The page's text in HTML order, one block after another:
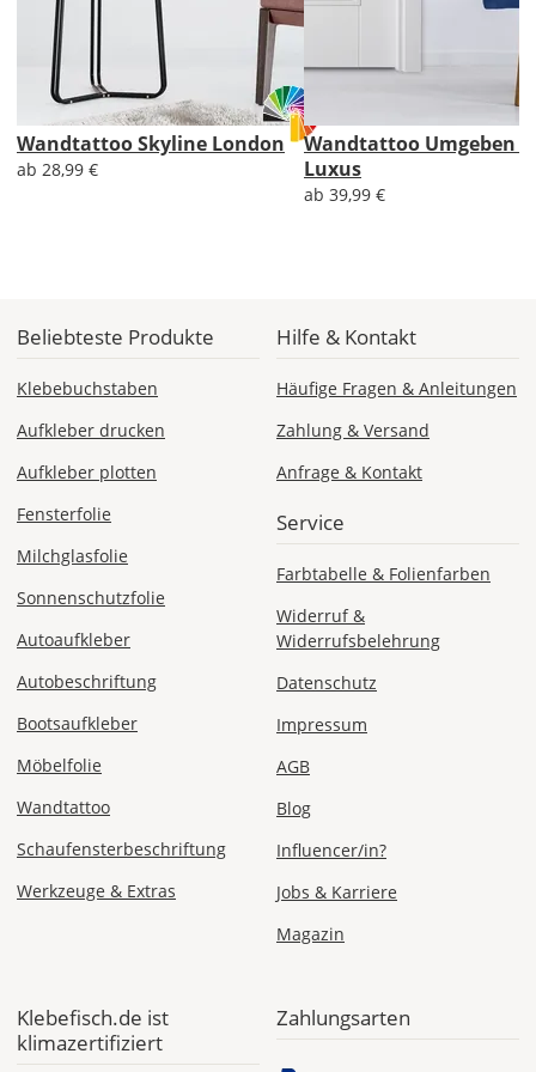
Mo., 17.08. -
Fr., 21.08.
1,99 EUR
Do., 13.08. -
Mo., 17.08.
Produktionsaufschlag
Versandkosten 1,99
EUR
Deutschland
Mo., 10.08. -
Di., 11.08.
ab 24,98
Produktionsaufschlag
Versandkosten 14,99
vom
Bestellwert:
Wandtattoo Skyline London
ab 28,99 €
Wandtattoo Umgeben
Luxus
ab 39,99 €
Beliebteste Produkte
Klebebuchstaben
Aufkleber drucken
Aufkleber plotten
Fensterfolie
Milchglasfolie
Sonnenschutzfolie
Autoaufkleber
Autobeschriftung
Bootsaufkleber
Möbelfolie
Wandtattoo
Schaufensterbeschriftung
Werkzeuge & Extras
Hilfe & Kontakt
Häufige Fragen & Anleitungen
Zahlung & Versand
Anfrage & Kontakt
Service
Farbtabelle & Folienfarben
Widerruf &
Widerrufsbelehrung
Datenschutz
Impressum
AGB
Blog
Influencer/in?
Jobs & Karriere
Magazin
Klebefisch.de ist
klimazertifiziert
Zahlungsarten